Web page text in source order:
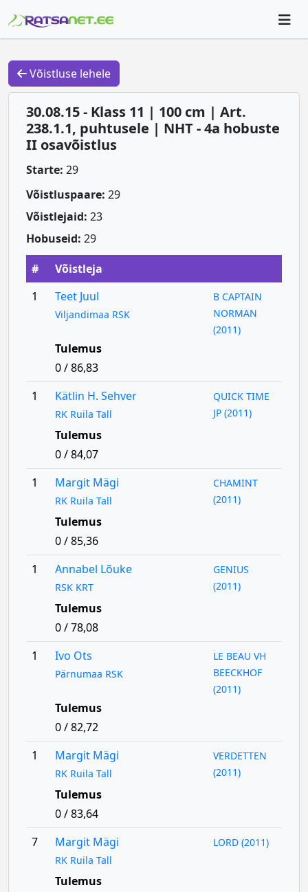
Võistluse lehele
30.08.15 - Klass 11 | 100 cm | Art.
238.1.1, puhtusele | NHT - 4a hobuste
II osavõistlus
Starte: 29
Võistluspaare: 29
Võistlejaid: 23
Hobuseid: 29
#
Võistleja
1
Teet Juul
Viljandimaa RSK
B CAPTAIN
NORMAN
(2011)
Tulemus
0 / 86,83
1
Kätlin H. Sehver
RK Ruila Tall
QUICK TIME
JP (2011)
Tulemus
0 / 84,07
1
Margit Mägi
RK Ruila Tall
CHAMINT
(2011)
Tulemus
0 / 85,36
1
Annabel Lõuke
RSK KRT
GENIUS
(2011)
Tulemus
0 / 78,08
1
Ivo Ots
Pärnumaa RSK
LE BEAU VH
BEECKHOF
(2011)
Tulemus
0 / 82,72
1
Margit Mägi
RK Ruila Tall
VERDETTEN
(2011)
Tulemus
0 / 83,64
7
Margit Mägi
RK Ruila Tall
LORD (2011)
Tulemus